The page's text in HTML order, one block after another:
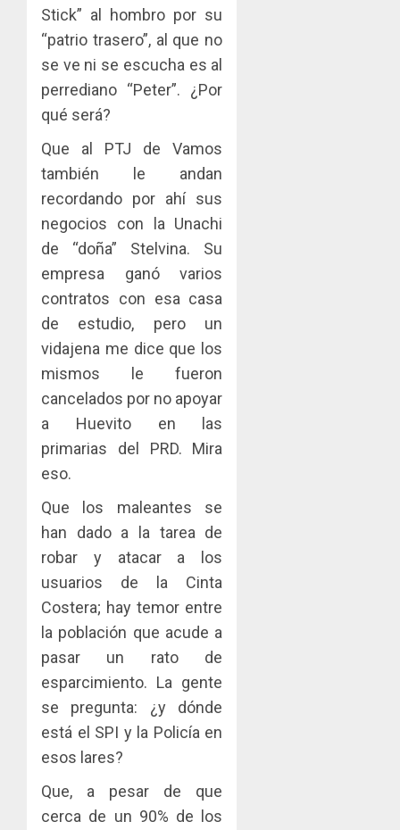
Stick” al hombro por su
“patrio trasero”, al que no
se ve ni se escucha es al
perrediano “Peter”. ¿Por
qué será?
Que al PTJ de Vamos
también le andan
recordando por ahí sus
negocios con la Unachi
de “doña” Stelvina. Su
empresa ganó varios
contratos con esa casa
de estudio, pero un
vidajena me dice que los
mismos le fueron
cancelados por no apoyar
a Huevito en las
primarias del PRD. Mira
eso.
Que los maleantes se
han dado a la tarea de
robar y atacar a los
usuarios de la Cinta
Costera; hay temor entre
la población que acude a
pasar un rato de
esparcimiento. La gente
se pregunta: ¿y dónde
está el SPI y la Policía en
esos lares?
Que, a pesar de que
cerca de un 90% de los